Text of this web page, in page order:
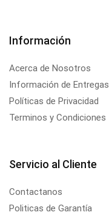
Información
Acerca de Nosotros
Información de Entregas
Políticas de Privacidad
Terminos y Condiciones
Servicio al Cliente
Contactanos
Politicas de Garantía